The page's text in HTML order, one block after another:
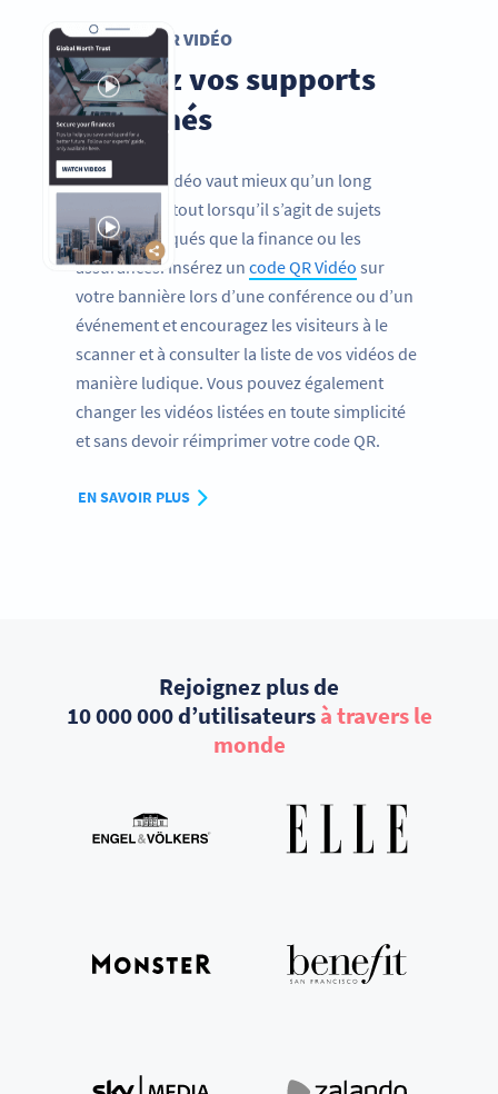
CODE QR VIDÉO
Animez vos supports
imprimés
Une bonne vidéo vaut mieux qu’un long
discours, surtout lorsqu’il s’agit de sujets
aussi compliqués que la finance ou les
assurances. Insérez un code QR Vidéo sur
votre bannière lors d’une conférence ou d’un
événement et encouragez les visiteurs à le
scanner et à consulter la liste de vos vidéos de
manière ludique. Vous pouvez également
changer les vidéos listées en toute simplicité
et sans devoir réimprimer votre code QR.
EN SAVOIR PLUS
Rejoignez plus de
10 000 000 d’utilisateursà travers le
monde